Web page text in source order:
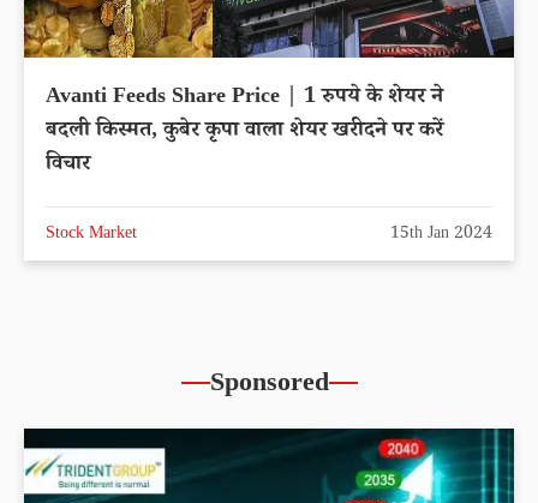
Avanti Feeds Share Price | 1 रुपये के शेयर ने
बदली किस्मत, कुबेर कृपा वाला शेयर खरीदने पर करें
विचार
Stock Market 15th Jan 2024
Sponsored